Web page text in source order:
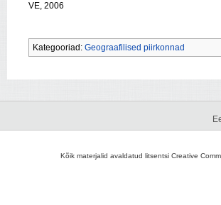
VE, 2006
Kategooriad: Geograafilised piirkonnad
Kõik materjalid avaldatud litsentsi Creative